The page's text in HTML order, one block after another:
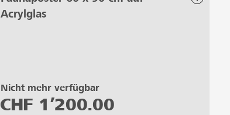
Acrylglas
Nicht mehr verfügbar
CHF 1’200.00